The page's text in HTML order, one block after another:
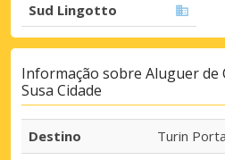
Sud Lingotto
Informação sobre Aluguer
Susa Cidade
Destino
Turin